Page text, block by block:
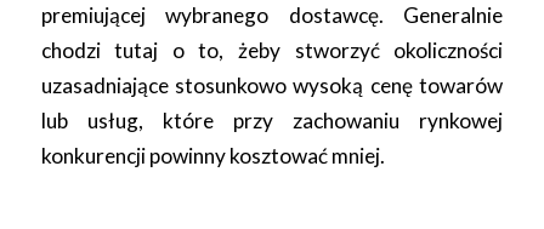
premiującej wybranego dostawcę. Generalnie
chodzi tutaj o to, żeby stworzyć okoliczności
uzasadniające stosunkowo wysoką cenę towarów
lub usług, które przy zachowaniu rynkowej
konkurencji powinny kosztować mniej.